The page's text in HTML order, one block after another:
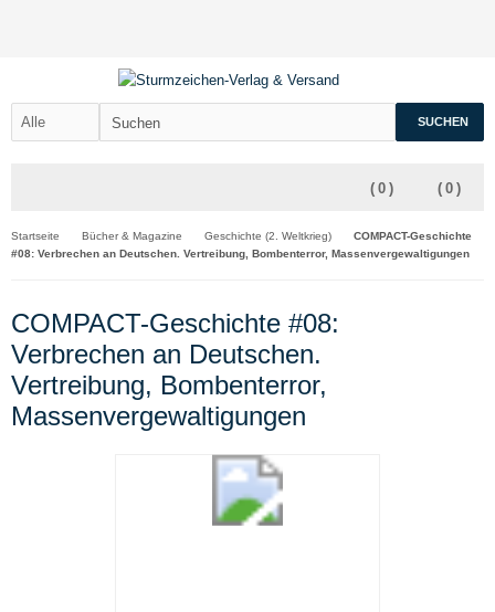
SUCHEN
( 0 )
( 0 )
Startseite Bücher & Magazine Geschichte (2. Weltkrieg)
COMPACT-Geschichte
#08: Verbrechen an Deutschen. Vertreibung, Bombenterror, Massenvergewaltigungen
COMPACT-Geschichte #08:
Verbrechen an Deutschen.
Vertreibung, Bombenterror,
Massenvergewaltigungen